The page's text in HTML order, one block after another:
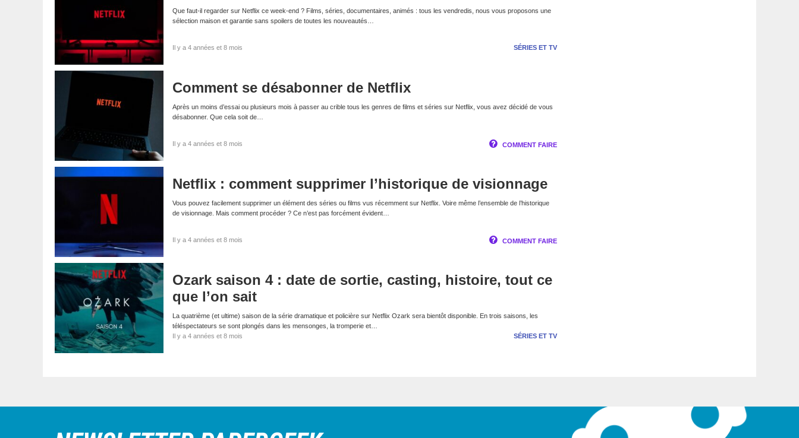
Que faut-il regarder sur Netflix ce week-end ? Films, séries, documentaires, animés : tous les vendredis, nous vous proposons une
sélection maison et garantie sans spoilers de toutes les nouveautés…
Il y a 4 années et 8 mois SÉRIES ET TV
Comment se désabonner de Netflix
Après un moins d’essai ou plusieurs mois à passer au crible tous les genres de films et séries sur Netflix, vous avez décidé de vous
désabonner. Que cela soit de…
Il y a 4 années et 8 mois COMMENT FAIRE
Netflix : comment supprimer l’historique de visionnage
Vous pouvez facilement supprimer un élément des séries ou films vus récemment sur Netflix. Voire même l’ensemble de l’historique
de visionnage. Mais comment procéder ? Ce n’est pas forcément évident…
Il y a 4 années et 8 mois COMMENT FAIRE
Ozark saison 4 : date de sortie, casting, histoire, tout ce
que l’on sait
La quatrième (et ultime) saison de la série dramatique et policière sur Netflix Ozark sera bientôt disponible. En trois saisons, les
téléspectateurs se sont plongés dans les mensonges, la tromperie et…
Il y a 4 années et 8 mois
SÉRIES ET TV